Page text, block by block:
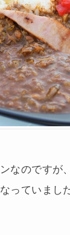
なのですが
っていまし